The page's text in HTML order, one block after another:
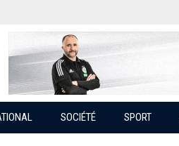
SOCIÉTÉ SPORT